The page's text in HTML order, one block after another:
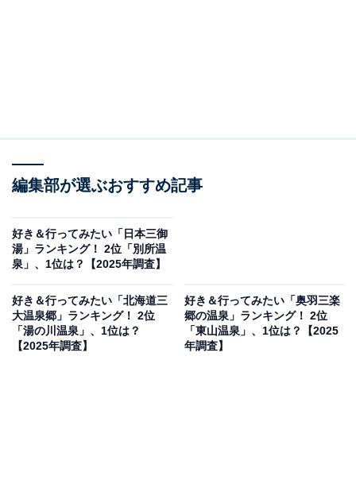
編集部が選ぶおすすめ記事
好き＆行ってみたい「日本三御
湯」ランキング！ 2位「別所温
泉」、1位は？【2025年調査】
好き＆行ってみたい「北海道三
大温泉郷」ランキング！ 2位
「湯の川温泉」、1位は？
【2025年調査】
好き＆行ってみたい「奥羽三楽
郷の温泉」ランキング！ 2位
「東山温泉」、1位は？【2025
年調査】